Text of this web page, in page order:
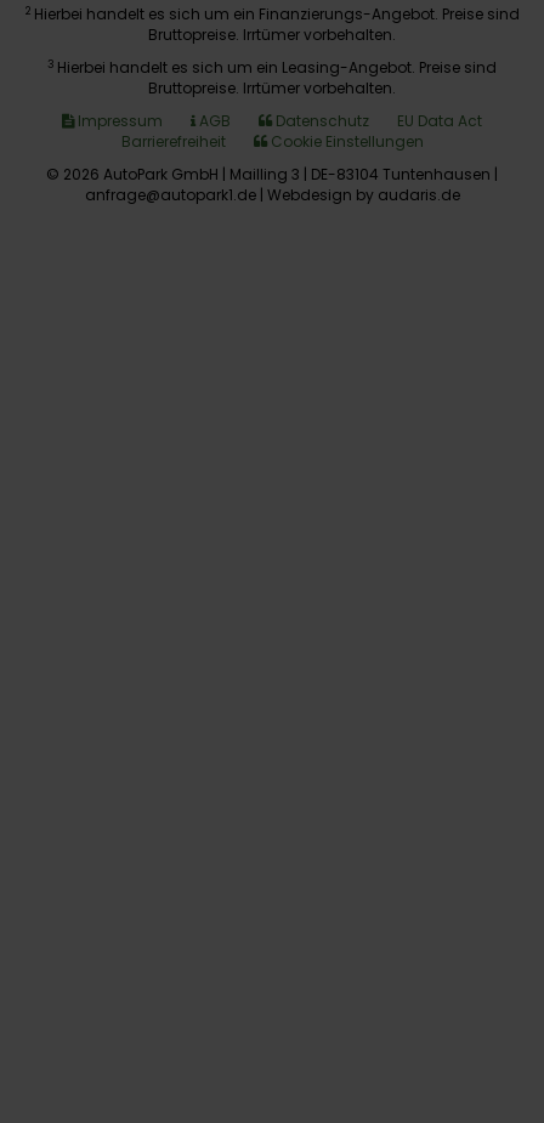
2 Hierbei handelt es sich um ein Finanzierungs-Angebot. Preise sind
Bruttopreise. Irrtümer vorbehalten.
3 Hierbei handelt es sich um ein Leasing-Angebot. Preise sind
Bruttopreise. Irrtümer vorbehalten.
Impressum
AGB Datenschutz
EU Data Act
Barrierefreiheit
Cookie Einstellungen
© 2026 AutoPark GmbH | Mailling 3 | DE-83104 Tuntenhausen |
anfrage@autopark1.de | Webdesign by audaris.de